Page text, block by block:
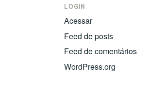
LOGIN
Acessar
Feed de posts
Feed de comentários
WordPress.org